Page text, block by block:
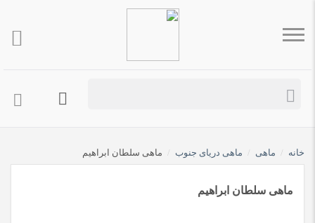
خانه / ماهی / ماهی دریای جنوب / ماهی سلطان ابراهیم
ماهی سلطان ابراهیم